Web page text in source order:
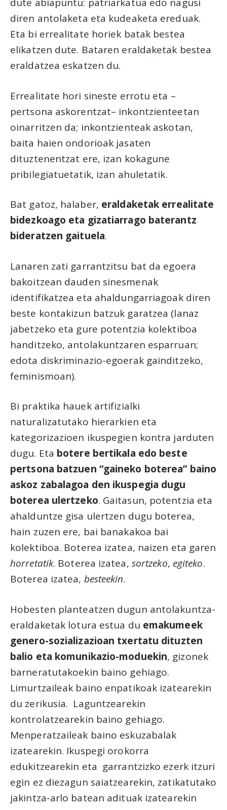
diren antolaketa eta kudeaketa ereduak.
Eta bi errealitate horiek batak bestea
elikatzen dute. Bataren eraldaketak bestea
eraldatzea eskatzen du.
Errealitate hori sineste errotu eta –
pertsona askorentzat– inkontzienteetan
oinarritzen da; inkontzienteak askotan,
baita haien ondorioak jasaten
dituztenentzat ere, izan kokagune
pribilegiatuetatik, izan ahuletatik.
Bat gatoz, halaber, eraldaketak errealitate
bidezkoago eta gizatiarrago baterantz
bideratzen gaituela.
Lanaren zati garrantzitsu bat da egoera
bakoitzean dauden sinesmenak
identifikatzea eta ahaldungarriagoak diren
beste kontakizun batzuk garatzea (lanaz
jabetzeko eta gure potentzia kolektiboa
handitzeko, antolakuntzaren esparruan;
edota diskriminazio-egoerak gainditzeko,
feminismoan).
Bi praktika hauek artifizialki
naturalizatutako hierarkien eta
kategorizazioen ikuspegien kontra jarduten
dugu. Eta botere bertikala edo beste
pertsona batzuen “gaineko boterea” baino
askoz zabalagoa den ikuspegia dugu
boterea ulertzeko. Gaitasun, potentzia eta
ahalduntze gisa ulertzen dugu boterea,
hain zuzen ere, bai banakakoa bai
kolektiboa. Boterea izatea, naizen eta garen
horretatik. Boterea izatea, sortzeko, egiteko.
Boterea izatea, besteekin.
Hobesten planteatzen dugun antolakuntza-
eraldaketak lotura estua du emakumeek
genero-sozializazioan txertatu dituzten
balio eta komunikazio-moduekin, gizonek
barneratutakoekin baino gehiago.
Limurtzaileak baino enpatikoak izatearekin
du zerikusia. Laguntzearekin
kontrolatzearekin baino gehiago.
Menperatzaileak baino eskuzabalak
izatearekin. Ikuspegi orokorra
edukitzearekin eta garrantzizko ezerk itzuri
egin ez diezagun saiatzearekin, zatikatutako
jakintza-arlo batean adituak izatearekin